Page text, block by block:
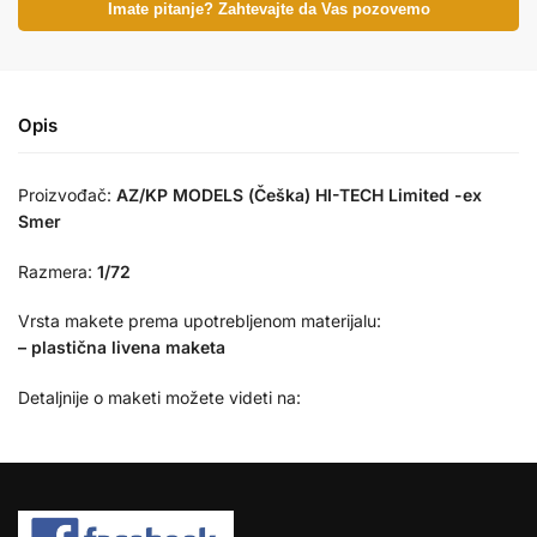
Imate pitanje? Zahtevajte da Vas pozovemo
Opis
Proizvođač: AZ/KP MODELS (Češka) HI-TECH Limited -ex
Smer
Razmera: 1/72
Vrsta makete prema upotrebljenom materijalu:
– plastična livena maketa
Detaljnije o maketi možete videti na: